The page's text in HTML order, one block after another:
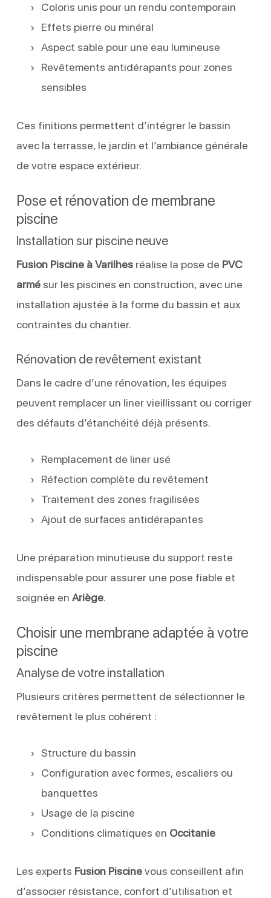
Coloris unis pour un rendu contemporain
Effets pierre ou minéral
Aspect sable pour une eau lumineuse
Revêtements antidérapants pour zones
sensibles
Ces finitions permettent d’intégrer le bassin
avec la terrasse, le jardin et l’ambiance générale
de votre espace extérieur.
Pose et rénovation de membrane
piscine
Installation sur piscine neuve
Fusion Piscine à Varilhesréalise la pose de PVC
armésur les piscines en construction, avec une
installation ajustée à la forme du bassin et aux
contraintes du chantier.
Rénovation de revêtement existant
Dans le cadre d’une rénovation, les équipes
peuvent remplacer un liner vieillissant ou corriger
des défauts d’étanchéité déjà présents.
Remplacement de liner usé
Réfection complète du revêtement
Traitement des zones fragilisées
Ajout de surfaces antidérapantes
Une préparation minutieuse du support reste
indispensable pour assurer une pose fiable et
soignée en Ariège.
Choisir une membrane adaptée à votre
piscine
Analyse de votre installation
Plusieurs critères permettent de sélectionner le
revêtement le plus cohérent :
Structure du bassin
Configuration avec formes, escaliers ou
banquettes
Usage de la piscine
Conditions climatiques en Occitanie
Les experts Fusion Piscinevous conseillent afin
d’associer résistance, confort d’utilisation et